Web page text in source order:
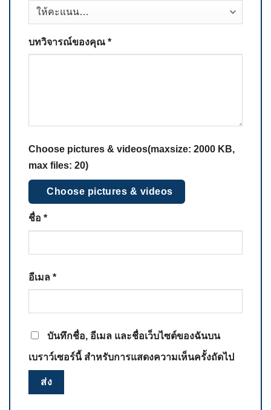
บทวิจารณ์ของคุณ *
Choose pictures & videos(maxsize: 2000 KB,
max files: 20)
Choose pictures & videos
ชื่อ *
อีเมล *
บันทึกชื่อ, อีเมล และชื่อเว็บไซต์ของฉันบน
เบราว์เซอร์นี้ สำหรับการแสดงความเห็นครั้งถัดไป